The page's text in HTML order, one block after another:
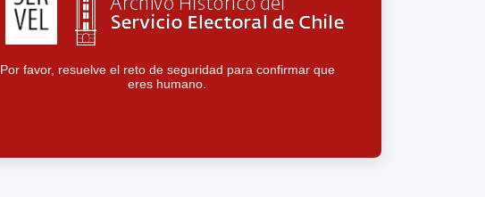
Por favor, resuelve el reto de seguridad para confirmar que
eres humano.